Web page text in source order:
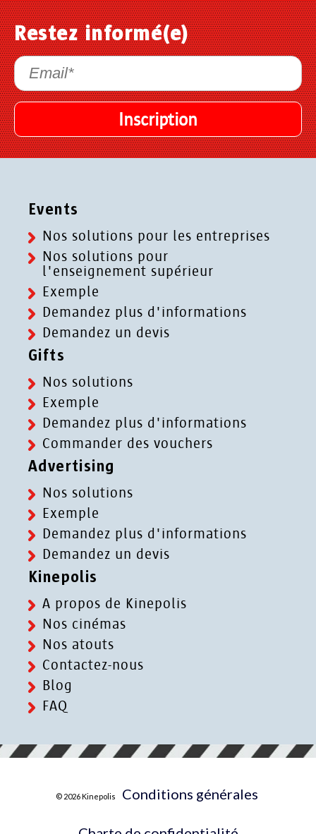
Restez informé(e)
Events
Nos solutions pour les entreprises
Nos solutions pour
l'enseignement supérieur
Exemple
Demandez plus d'informations
Demandez un devis
Gifts
Nos solutions
Exemple
Demandez plus d'informations
Commander des vouchers
Advertising
Nos solutions
Exemple
Demandez plus d'informations
Demandez un devis
Kinepolis
A propos de Kinepolis
Nos cinémas
Nos atouts
Contactez-nous
Blog
FAQ
© 2026 Kinepolis Conditions générales